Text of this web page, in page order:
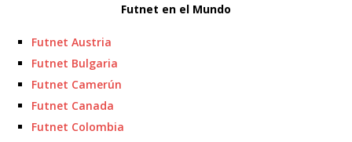
Futnet en el Mundo
Futnet Austria
Futnet Bulgaria
Futnet Camerún
Futnet Canada
Futnet Colombia